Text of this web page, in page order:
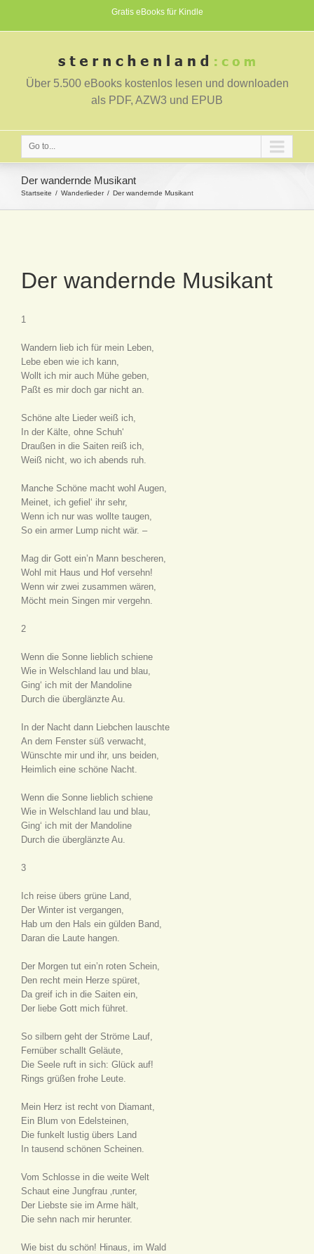
Gratis eBooks für Kindle
Über 5.500 eBooks kostenlos lesen und downloaden
als PDF, AZW3 und EPUB
Go to...
Der wandernde Musikant
Startseite Wanderlieder Der wandernde Musikant
Der wandernde Musikant
1
Wandern lieb ich für mein Leben,
Lebe eben wie ich kann,
Wollt ich mir auch Mühe geben,
Paßt es mir doch gar nicht an.
Schöne alte Lieder weiß ich,
In der Kälte, ohne Schuh‘
Draußen in die Saiten reiß ich,
Weiß nicht, wo ich abends ruh.
Manche Schöne macht wohl Augen,
Meinet, ich gefiel‘ ihr sehr,
Wenn ich nur was wollte taugen,
So ein armer Lump nicht wär. –
Mag dir Gott ein’n Mann bescheren,
Wohl mit Haus und Hof versehn!
Wenn wir zwei zusammen wären,
Möcht mein Singen mir vergehn.
2
Wenn die Sonne lieblich schiene
Wie in Welschland lau und blau,
Ging‘ ich mit der Mandoline
Durch die überglänzte Au.
In der Nacht dann Liebchen lauschte
An dem Fenster süß verwacht,
Wünschte mir und ihr, uns beiden,
Heimlich eine schöne Nacht.
Wenn die Sonne lieblich schiene
Wie in Welschland lau und blau,
Ging‘ ich mit der Mandoline
Durch die überglänzte Au.
3
Ich reise übers grüne Land,
Der Winter ist vergangen,
Hab um den Hals ein gülden Band,
Daran die Laute hangen.
Der Morgen tut ein’n roten Schein,
Den recht mein Herze spüret,
Da greif ich in die Saiten ein,
Der liebe Gott mich führet.
So silbern geht der Ströme Lauf,
Fernüber schallt Geläute,
Die Seele ruft in sich: Glück auf!
Rings grüßen frohe Leute.
Mein Herz ist recht von Diamant,
Ein Blum von Edelsteinen,
Die funkelt lustig übers Land
In tausend schönen Scheinen.
Vom Schlosse in die weite Welt
Schaut eine Jungfrau ‚runter,
Der Liebste sie im Arme hält,
Die sehn nach mir herunter.
Wie bist du schön! Hinaus, im Wald